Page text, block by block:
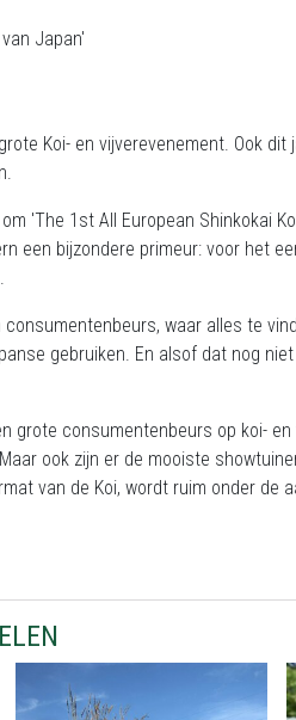
Japan'
Koi- en vijverevenement. Ook
'The 1st All European Shinkokai
een bijzondere primeur: voor het
waar alles te
gebruiken. En alsof dat nog
grote consumentenbeurs op koi-
ook zijn er de mooiste
van de Koi, wordt ruim onder